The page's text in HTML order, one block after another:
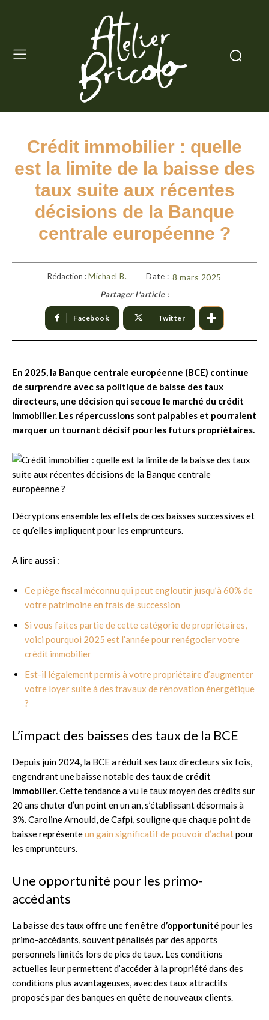
Crédit immobilier : quelle
est la limite de la baisse des
taux suite aux récentes
décisions de la Banque
centrale européenne ?
Rédaction : Michael B. Date : 8 mars 2025
Partager l'article :
Facebook Twitter
En 2025, la Banque centrale européenne (BCE) continue
de surprendre avec sa politique de baisse des taux
directeurs, une décision qui secoue le marché du crédit
immobilier. Les répercussions sont palpables et pourraient
marquer un tournant décisif pour les futurs propriétaires.
Décryptons ensemble les effets de ces baisses successives et
ce qu’elles impliquent pour les emprunteurs.
A lire aussi :
Ce piège fiscal méconnu qui peut engloutir jusqu’à 60% de
votre patrimoine en frais de succession
Si vous faites partie de cette catégorie de propriétaires,
voici pourquoi 2025 est l’année pour renégocier votre
crédit immobilier
Est-il légalement permis à votre propriétaire d’augmenter
votre loyer suite à des travaux de rénovation énergétique
?
L’impact des baisses des taux de la BCE
Depuis juin 2024, la BCE a réduit ses taux directeurs six fois,
engendrant une baisse notable des taux de crédit
immobilier. Cette tendance a vu le taux moyen des crédits sur
20 ans chuter d’un point en un an, s’établissant désormais à
3%. Caroline Arnould, de Cafpi, souligne que chaque point de
baisse représenteun gain significatif de pouvoir d’achatpour
les emprunteurs.
Une opportunité pour les primo-
accédants
La baisse des taux offre une fenêtre d’opportunité pour les
primo-accédants, souvent pénalisés par des apports
personnels limités lors de pics de taux. Les conditions
actuelles leur permettent d’accéder à la propriété dans des
conditions plus avantageuses, avec des taux attractifs
proposés par des banques en quête de nouveaux clients.